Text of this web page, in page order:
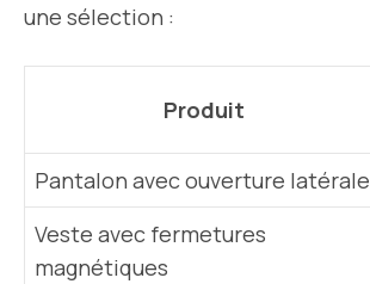
une sélection :
Produit
Pantalon avec ouverture latérale
Veste avec fermetures
magnétiques